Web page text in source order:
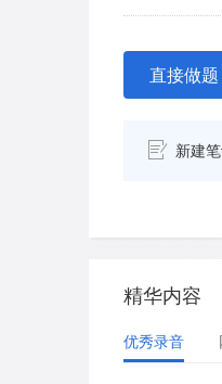
直接做题
新建
精华内容
优秀录音